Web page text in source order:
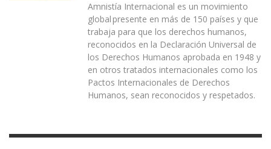
Amnistía Internacional es un movimiento
global presente en más de 150 países y que
trabaja para que los derechos humanos,
reconocidos en la Declaración Universal de
los Derechos Humanos aprobada en 1948 y
en otros tratados internacionales como los
Pactos Internacionales de Derechos
Humanos, sean reconocidos y respetados.